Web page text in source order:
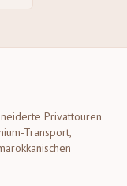
Privattouren
Transport,